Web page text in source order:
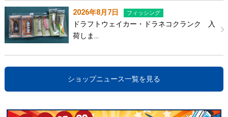
2026年8月7日 フィッシング
ドラフトウェイカー・ドラネコクランク 入
荷しま…
ショップニュース一覧を見る